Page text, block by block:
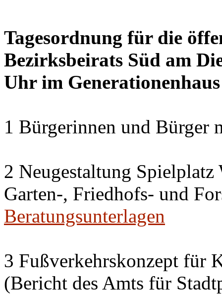
Tagesordnung für die
Bezirksbeirats Süd am
Uhr im
1 Bürgerinnen und Bürger
2 Neugestaltung
Garten-, Friedhofs- und
Beratungsunterlagen
3 Fußverkehrskonzept für
(Bericht des Amts für